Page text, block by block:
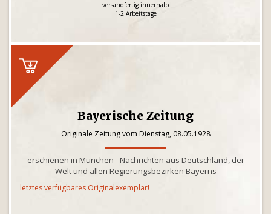
versandfertig innerhalb
1-2 Arbeitstage
Bayerische Zeitung
Originale Zeitung vom Dienstag, 08.05.1928
erschienen in München - Nachrichten aus Deutschland, der
Welt und allen Regierungsbezirken Bayerns
letztes verfügbares Originalexemplar!